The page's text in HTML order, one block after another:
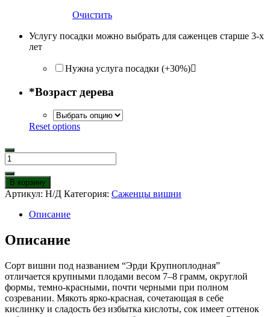
Очистить
Услугу посадки можно выбрать для саженцев старше 3-х
лет
Нужна услуга посадки (+30%)
*Возраст дерева
Reset options
Количество
товара
Вишня
Эрди
крупноплодная
В корзину
Артикул: Н/Д Категория: Саженцы вишни
Описание
Описание
Сорт вишни под названием “Эрди Крупноплодная”
отличается крупными плодами весом 7–8 грамм, округлой
формы, темно-красными, почти черными при полном
созревании. Мякоть ярко-красная, сочетающая в себе
кислинку и сладость без избытка кислоты, сок имеет оттенок